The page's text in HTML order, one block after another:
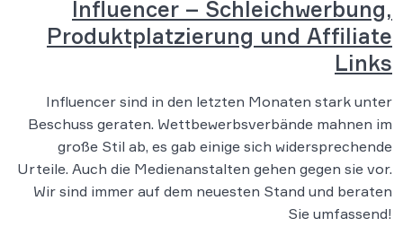
Influencer – Schleichwerbung,
Produktplatzierung und Affiliate
Links
Influencer sind in den letzten Monaten stark unter
Beschuss geraten. Wettbewerbsverbände mahnen im
große Stil ab, es gab einige sich widersprechende
Urteile. Auch die Medienanstalten gehen gegen sie vor.
Wir sind immer auf dem neuesten Stand und beraten
Sie umfassend!